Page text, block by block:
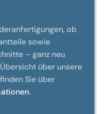
ob
sowie
– ganz neu
über unsere
Sie über
.